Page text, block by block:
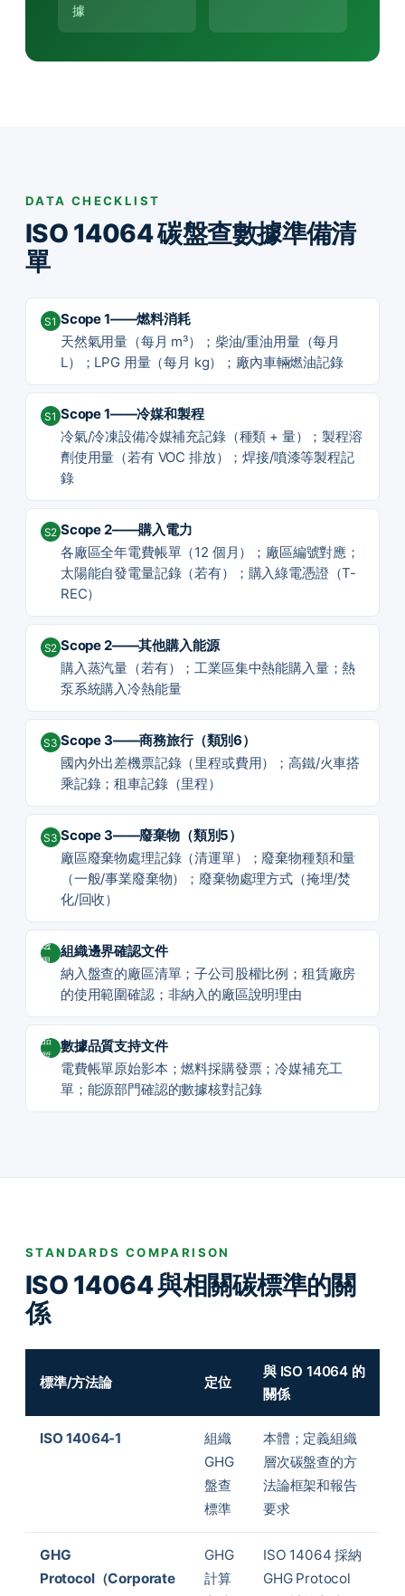
據
DATA CHECKLIST
ISO 14064 碳盤查數據準備清
單
S1 Scope 1——燃料消耗
天然氣用量（每月 m³）；柴油/重油用量（每月
L）；LPG 用量（每月 kg）；廠內車輛燃油記錄
S1 Scope 1——冷媒和製程
冷氣/冷凍設備冷媒補充記錄（種類 + 量）；製程溶
劑使用量（若有 VOC 排放）；焊接/噴漆等製程記
錄
S2 Scope 2——購入電力
各廠區全年電費帳單（12 個月）；廠區編號對應；
太陽能自發電量記錄（若有）；購入綠電憑證（T-
REC）
S2 Scope 2——其他購入能源
購入蒸汽量（若有）；工業區集中熱能購入量；熱
泵系統購入冷熱能量
S3 Scope 3——商務旅行（類別6）
國內外出差機票記錄（里程或費用）；高鐵/火車搭
乘記錄；租車記錄（里程）
S3 Scope 3——廢棄物（類別5）
廠區廢棄物處理記錄（清運單）；廢棄物種類和量
（一般/事業廢棄物）；廢棄物處理方式（掩埋/焚
化/回收）
邊
界
組織邊界確認文件
納入盤查的廠區清單；子公司股權比例；租賃廠房
的使用範圍確認；非納入的廠區說明理由
品
質
數據品質支持文件
電費帳單原始影本；燃料採購發票；冷媒補充工
單；能源部門確認的數據核對記錄
STANDARDS COMPARISON
ISO 14064 與相關碳標準的關
係
標準/方法論 定位
與 ISO 14064 的
關係
ISO 14064-1
組織
GHG
盤查
標準
本體；定義組織
層次碳盤查的方
法論框架和報告
要求
GHG
Protocol（Corporate
GHG
計算
ISO 14064 採納
GHG Protocol